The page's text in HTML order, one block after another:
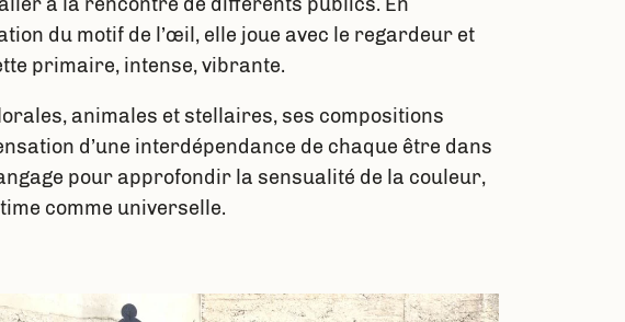
à la rencontre de différents publics. En
du motif de l’œil, elle joue avec le regardeur et
primaire, intense, vibrante.
animales et stellaires, ses compositions
d’une interdépendance de chaque être dans
pour approfondir la sensualité de la couleur,
comme universelle.